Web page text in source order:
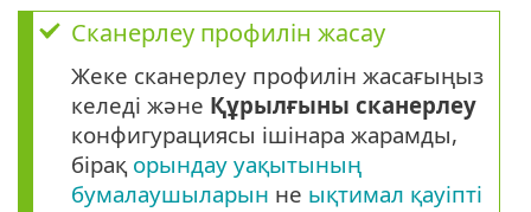
Сканерлеу профилін жасау
Жеке сканерлеу профилін жасағыңыз
келеді және Құрылғыны сканерлеу
конфигурациясы ішінара жарамды,
бірақ орындау уақытының
бумалаушыларын не ықтимал қауіпті